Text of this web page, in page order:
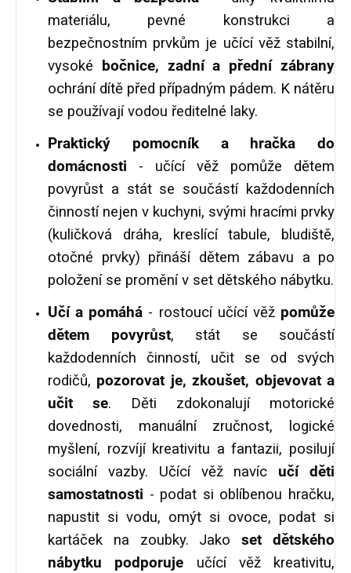
materiálu, pevné konstrukci a
bezpečnostním prvkům je učící věž stabilní,
vysoké bočnice, zadní a přední zábrany
ochrání dítě před případným pádem. K nátěru
se používají vodou ředitelné laky.
Praktický pomocník a hračka do
domácnosti - učící věž pomůže dětem
povyrůst a stát se součástí každodenních
činností nejen v kuchyni, svými hracími prvky
(kuličková dráha, kreslící tabule, bludiště,
otočné prvky) přináší dětem zábavu a po
položení se promění v set dětského nábytku.
Učí a pomáhá - rostoucí učící věžpomůže
dětem povyrůst, stát se součástí
každodenních činností, učit se od svých
rodičů, pozorovat je, zkoušet, objevovat a
učit se. Děti zdokonalují motorické
dovednosti, manuální zručnost, logické
myšlení, rozvíjí kreativitu a fantazii, posilují
sociální vazby. Učící věž navíc učí děti
samostatnosti - podat si oblíbenou hračku,
napustit si vodu, omýt si ovoce, podat si
kartáček na zoubky. Jakoset dětského
nábytku podporuje učící věž kreativitu,